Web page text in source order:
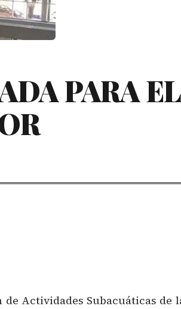
PARA EL
Actividades Subacuáticas de